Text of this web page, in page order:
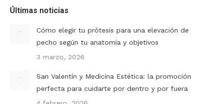
Últimas noticias
Cómo elegir tu prótesis para una elevación de
pecho según tu anatomía y objetivos
3 marzo, 2026
San Valentín y Medicina Estética: la promoción
perfecta para cuidarte por dentro y por fuera